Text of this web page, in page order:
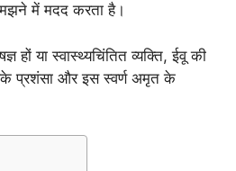
में मदद करता है।
हों या स्वास्थ्यचिंतित व्यक्ति, ईवू की
प्रशंसा और इस स्वर्ण अमृत के